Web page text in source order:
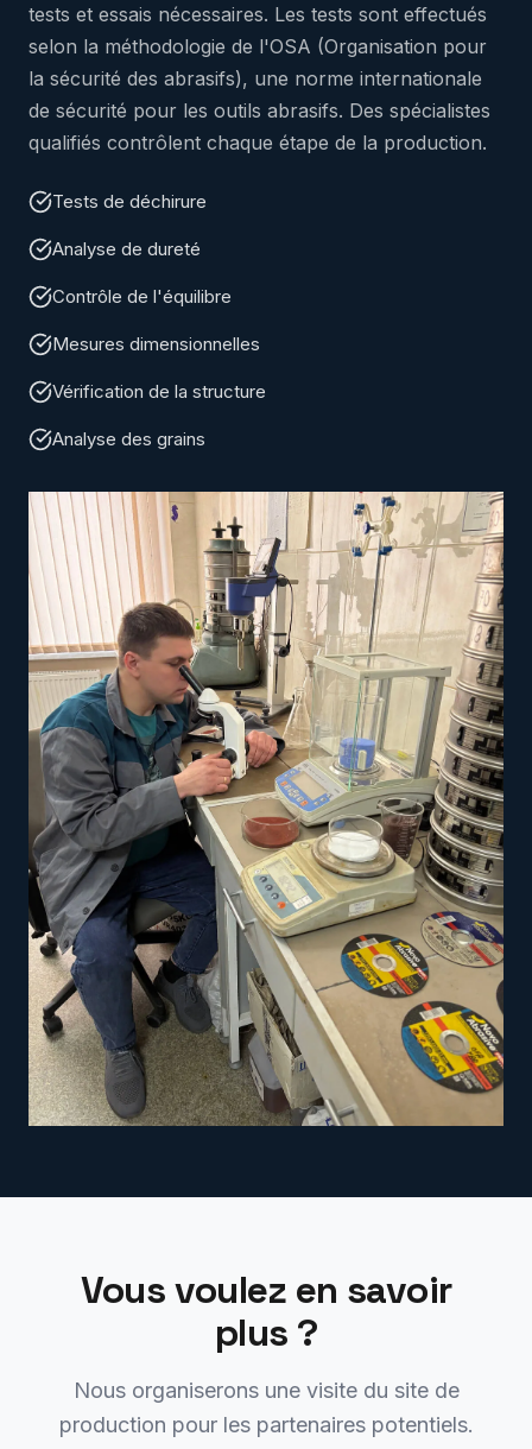
tests et essais nécessaires. Les tests sont effectués
selon la méthodologie de l'OSA (Organisation pour
la sécurité des abrasifs), une norme internationale
de sécurité pour les outils abrasifs. Des spécialistes
qualifiés contrôlent chaque étape de la production.
Tests de déchirure
Analyse de dureté
Contrôle de l'équilibre
Mesures dimensionnelles
Vérification de la structure
Analyse des grains
Vous voulez en savoir
plus ?
Nous organiserons une visite du site de
production pour les partenaires potentiels.